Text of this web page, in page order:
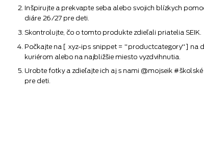
Inšpirujte a prekvapte seba alebo svojich blízkych
diáre 26/27 pre deti.
Skontrolujte, čo o tomto produkte zdieľali priatelia SEIK.
Počkajte na [ xyz-ips snippet = "productcategory"] na
kuriérom alebo na najbližšie miesto vyzdvihnutia.
Urobte fotky a zdieľajte ich aj s nami @mojseik
pre deti.